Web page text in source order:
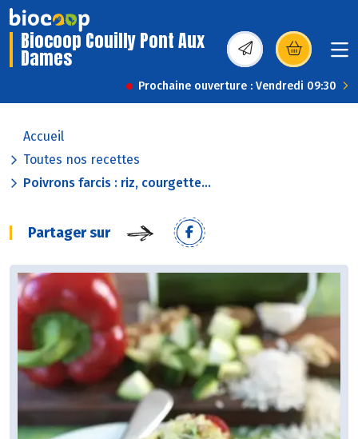
Biocoop Couilly Pont Aux
Dames (s’ouvre dans une
Prochaine ouverture : Vendredi 09:30
Accueil
Toutes nos recettes
Poivrons farcis : riz, courgette...
Partager sur